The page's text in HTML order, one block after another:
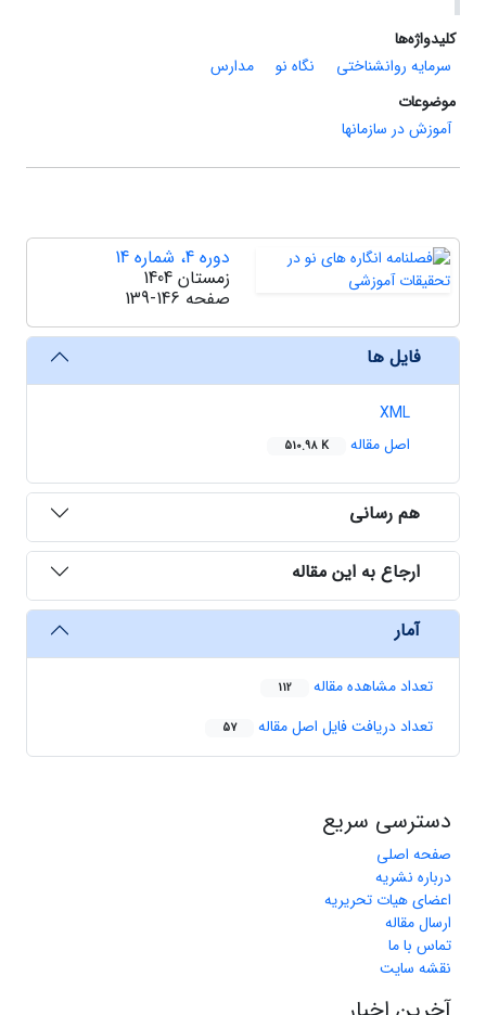
کلیدواژه‌ها
سرمایه روانشناختی
نگاه نو
مدارس
موضوعات
آموزش در سازمانها
دوره 4، شماره 14
زمستان 1404
صفحه 139-146
فایل ها
XML
اصل مقاله
510.98 K
هم رسانی
ارجاع به این مقاله
آمار
تعداد مشاهده مقاله 112
تعداد دریافت فایل اصل مقاله 57
دسترسی سریع
صفحه اصلی
درباره نشریه
اعضای هیات تحریریه
ارسال مقاله
تماس با ما
نقشه سایت